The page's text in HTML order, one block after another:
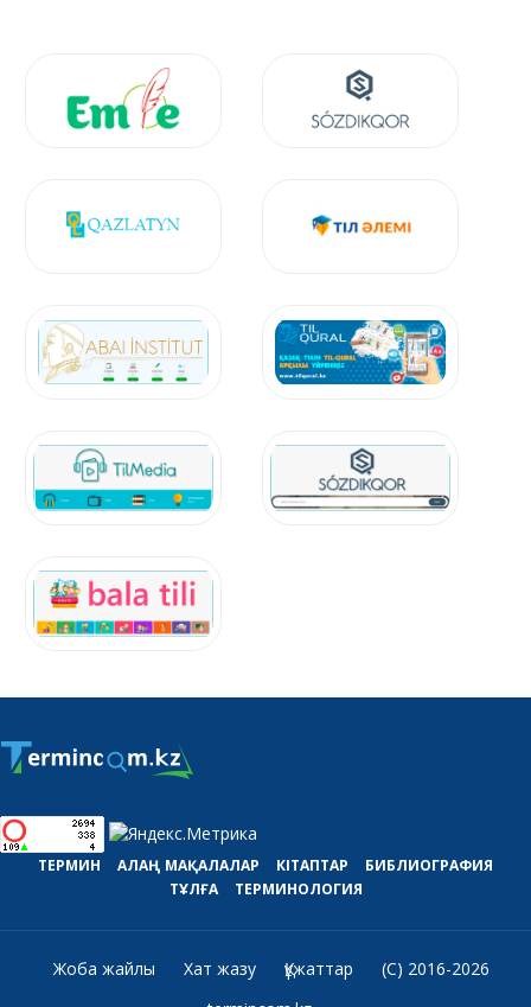
ТЕРМИН АЛАҢ МАҚАЛАЛАР КІТАПТАР
БИБЛИОГРАФИЯ
ТҰЛҒА
ТЕРМИНОЛОГИЯ
Жоба жайлы Хат жазу Құжаттар
(C) 2016-2026